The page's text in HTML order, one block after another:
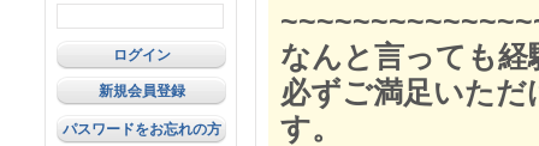
新規会員登録
パスワードをお忘れの方
なんと言っても
必ずご満足いた
す。